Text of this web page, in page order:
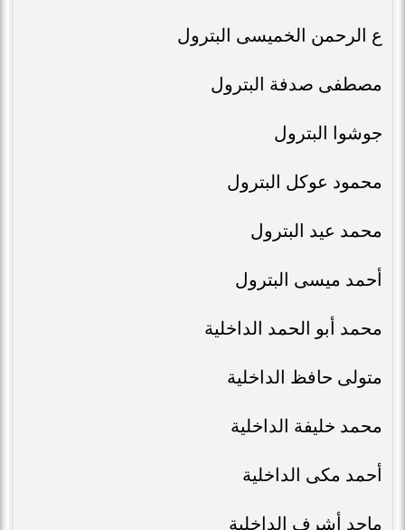
ع الرحمن الخميسى البترول
مصطفى صدفة البترول
جوشوا البترول
محمود عوكل البترول
محمد عيد البترول
أحمد ميسى البترول
محمد أبو الحمد الداخلية
متولى حافظ الداخلية
محمد خليفة الداخلية
أحمد مكى الداخلية
ماجد أشرف الداخلية